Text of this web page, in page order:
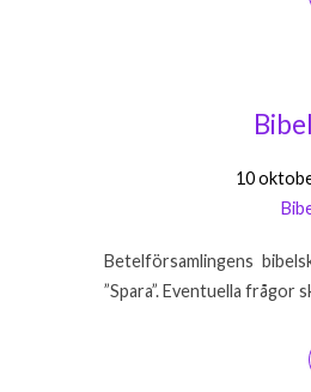
10
Betelförsamlingens
”Spara”. Eventuella